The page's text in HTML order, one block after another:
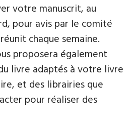
votre manuscrit, au
pour avis par le comité
chaque semaine.
proposera également
livre adaptés à votre livre
et des librairies que
pour réaliser des